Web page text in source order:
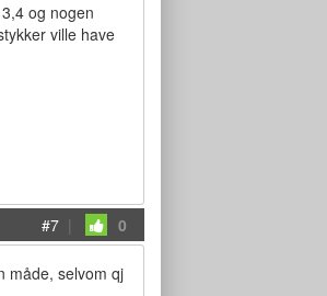
og nogen
ville have
#7 | 0
måde, selvom qj